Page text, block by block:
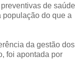
de saúde
população do que a
da gestão dos
foi apontada por